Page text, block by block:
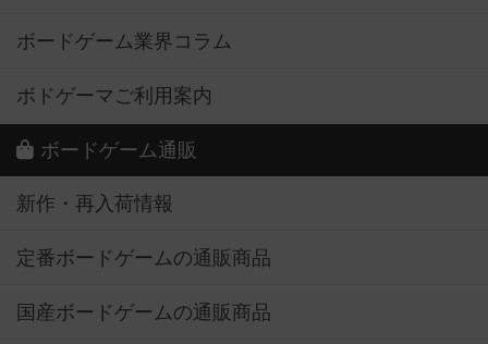
ボードゲーム業界コラム
ボドゲーマご利用案内
ボードゲーム通販
新作・再入荷情報
定番ボードゲームの通販商品
国産ボードゲームの通販商品